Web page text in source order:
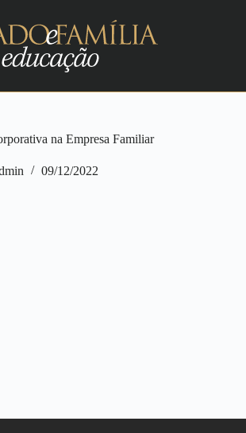
na Empresa Familiar
09/12/2022